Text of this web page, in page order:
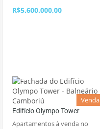
R$5.600.000,00
Venda
Edifício Olympo Tower
Apartamentos à venda no